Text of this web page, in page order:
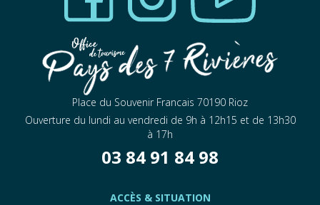
Place du Souvenir Francais 70190 Rioz
Ouverture du lundi au vendredi de 9h à 12h15 et de 13h30
à 17h
03 84 91 84 98
ACCÈS & SITUATION